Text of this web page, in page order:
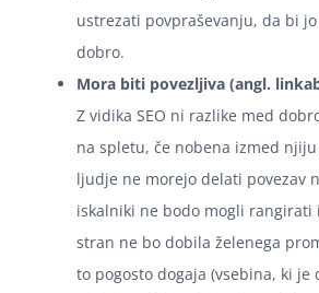
ustrezati povpraševanju, da bi
dobro.
Mora biti povezljiva (angl.
Z vidika SEO ni razlike med
na spletu, če nobena izmed
ljudje ne morejo delati povezav
iskalniki ne bodo mogli rangirati
stran ne bo dobila želenega
to pogosto dogaja (vsebina, ki je